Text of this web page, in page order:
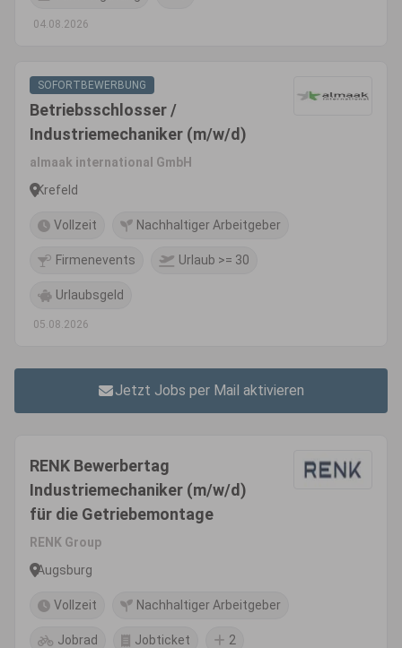
04.08.2026
SOFORTBEWERBUNG
Betriebsschlosser /
Industriemechaniker (m/w/d)
almaak international GmbH
Krefeld
Vollzeit Nachhaltiger Arbeitgeber
Firmenevents Urlaub >= 30
Urlaubsgeld
05.08.2026
Jetzt Jobs per Mail aktivieren
RENK Bewerbertag
Industriemechaniker (m/w/d)
für die Getriebemontage
RENK Group
Augsburg
Vollzeit Nachhaltiger Arbeitgeber
Jobrad Jobticket 2